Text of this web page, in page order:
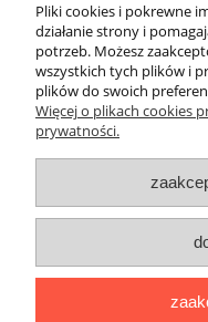
Twoje dane będą
prywatności
Pliki cookies i pokrewne
działanie strony i
potrzeb. Możesz
wszystkich tych plików i
plików do swoich
Więcej o plikach cookies
prywatności.